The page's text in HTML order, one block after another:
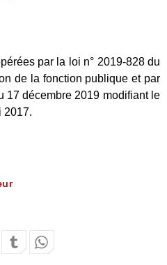
par la loi n° 2019-828 du
de la fonction publique et par
17 décembre 2019 modifiant le
2017.